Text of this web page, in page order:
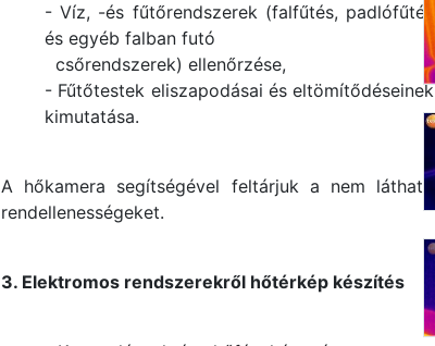
- Víz, -és fűtőrendszerek (falfűtés, padlófűtés
és egyéb falban futó
csőrendszerek) ellenőrzése,
- Fűtőtestek eliszapodásai és eltömítődéseinek
kimutatása.
A hőkamera segítségével feltárjuk a nem látható
rendellenességeket.
3. Elektromos rendszerekről hőtérkép készítés